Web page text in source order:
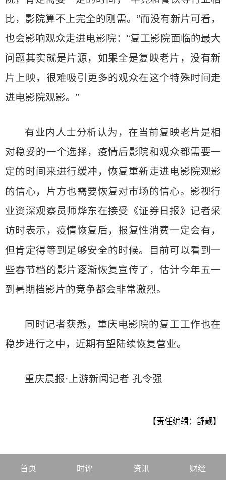
比，影院算不上完全的刚需。”而没有新片可看，
也会影响观众走进电影院：“复工影院面临的最大
问题其实就是片源，如果全是复映老片，没有新
片上映，很难吸引更多的观众在这个特殊时间走
进电影院观影。”
有业内人士分析认为，在当前复映老片是相
对稳妥的一个选择，疫情后影院和观众都需要一
定的时间来进行缓冲，恢复重新走进电影院观影
的信心，片方也需要恢复对市场的信心。影视行
业资深观察员师烨东在接受《证券日报》记者采
访时表示，疫情恢复后，报复性消费一定会有，
但肯定得等到足够安全的时候。目前可以看到一
些春节档的影片逐渐恢复宣传了，估计今年五一
到暑期档影片的竞争都会非常激烈。
同时记者获悉，重庆电影院的复工工作也在
稳步进行之中，近期有望陆续恢复营业。
重庆晨报·上游新闻记者 孔令强
【责任编辑：舒靓】
首页 时评 资讯 财经